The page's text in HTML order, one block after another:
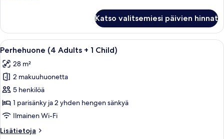
Adults)
Katso valitsemiesi päivien hinnat
Avaa
kaikki
huonetyypin
Perhehuone
(4
Adults
+
Child)
Moderni hotellihuone, jossa on
5
Perhehuone (4 Adults + 1 Child)
28 m²
2 makuuhuonetta
5 henkilöä
1 parisänky ja 2 yhden hengen sänkyä
Ilmainen Wi-Fi
Lisätietoja
Lisätietoja